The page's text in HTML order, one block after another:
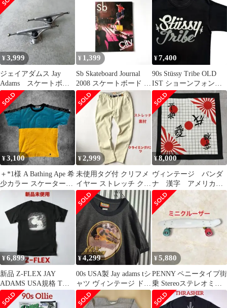
¥3,999
ジェイアダムス Jay
Adams スケートボー
ド トラック TRUCK
¥ 1,399
Sb Skateboard Journal
2008 スケートボード ス
ケボー
¥7,400
90s Stüssy Tribe OLD
IST ショーンフォント
黒 Tシャツ
¥3,100
＋*1様 A Bathing Ape 希
少カラー スケーター
y2k カットソー
¥2,999
未使用タグ付 クリフメ
イヤー ストレッチ クラ
イミングパンツ アウト
ドアSK8
¥8,000
ヴィンテージ バンダ
ナ 漢字 アメリカ製
RN14193 WAMCRAFT
¥6,899
新品 Z-FLEX JAY
ADAMS USA規格 Tシ
ャツ オールドスケート
¥4,299
00s USA製 Jay adams tシ
ャツ ヴィンテージ ドッ
グタウン
¥5,880
PENNY ペニータイプ街
乗 Stereoステレオミニ
クルーザー スケートボ
ード